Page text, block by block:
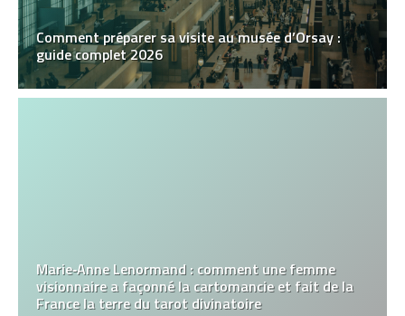
Comment préparer sa visite au musée d’Orsay :
guide complet 2026
Marie‑Anne Lenormand : comment une femme
visionnaire a façonné la cartomancie et fait de la
France la terre du tarot divinatoire